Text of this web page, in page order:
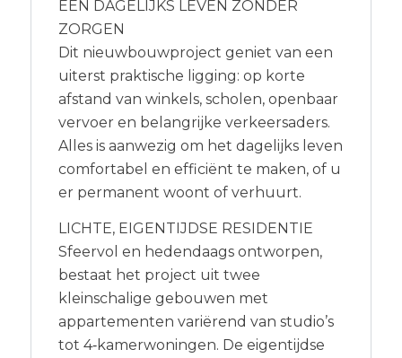
EEN DAGELIJKS LEVEN ZONDER
ZORGEN
Dit nieuwbouwproject geniet van een
uiterst praktische ligging: op korte
afstand van winkels, scholen, openbaar
vervoer en belangrijke verkeersaders.
Alles is aanwezig om het dagelijks leven
comfortabel en efficiënt te maken, of u
er permanent woont of verhuurt.
LICHTE, EIGENTIJDSE RESIDENTIE
Sfeervol en hedendaags ontworpen,
bestaat het project uit twee
kleinschalige gebouwen met
appartementen variërend van studio’s
tot 4‑kamerwoningen. De eigentijdse